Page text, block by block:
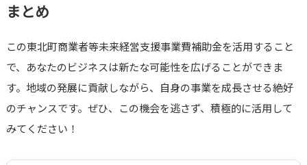
まとめ
この東北町商業者等未来経営支援事業費補助金を活用すること
で、あなたのビジネスは新たな可能性を広げることができま
す。地域の発展に貢献しながら、自身の事業を成長させる絶好
のチャンスです。ぜひ、この機会を逃さず、積極的に活用して
みてください！